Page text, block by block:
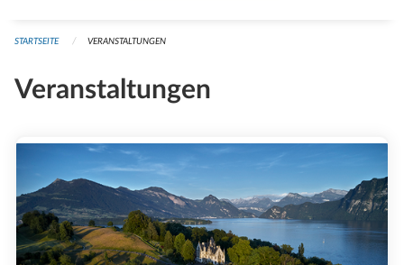
STARTSEITE VERANSTALTUNGEN
Veranstaltungen